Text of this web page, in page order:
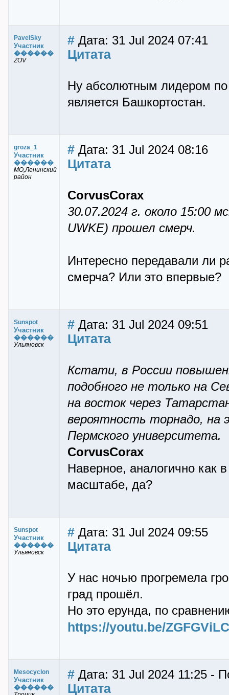
PavelSky
Участник
������
ZOV
# Дата: 31 Jul 2024 07:41
Цитата
Ну абсолютным лидером
является Башкортостан.
groza_1
Участник
������
МО,Ленинский
район
# Дата: 31 Jul 2024 08:16
Цитата
CorvusCorax
30.07.2024 г. около 15:00
UWKE) прошел смерч.
Интересно передавали ли
смерча? Или это впервые?
Sunspot
Участник
������
Ульяновск
# Дата: 31 Jul 2024 09:51
Цитата
Кстати, в России
подобного не только на
на восток через
вероятность торнадо, на
Пермского университета.
CorvusCorax
Наверное, аналогично
масштабе, да?
Sunspot
Участник
������
Ульяновск
# Дата: 31 Jul 2024 09:55
Цитата
У нас ночью прогремела
град прошёл.
Но это ерунда, по
https://youtu.be/
Mesocyclon
Участник
������
# Дата: 31 Jul 2024 11:25 -
Цитата